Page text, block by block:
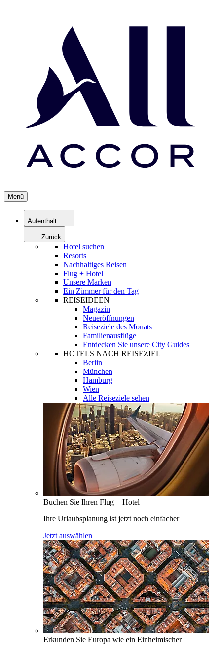
Menü
Aufenthalt
Zurück
Hotel suchen
Resorts
Nachhaltiges Reisen
Flug + Hotel
Unsere Marken
Ein Zimmer für den Tag
REISEIDEEN
Magazin
Neueröffnungen
Reiseziele des Monats
Familienausflüge
Entdecken Sie unsere City Guides
HOTELS NACH REISEZIEL
Berlin
München
Hamburg
Wien
Alle Reiseziele sehen
Buchen Sie Ihren Flug + Hotel
Ihre Urlaubsplanung ist jetzt noch einfacher
Jetzt auswählen
Erkunden Sie Europa wie ein Einheimischer